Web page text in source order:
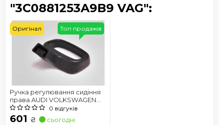
"3C0881253A9B9 VAG":
Ручка регулювання сидіння
права AUDI VOLKSWAGEN
SKODA SEAT0 відгуків
601 ₴ сьогодні
Топ продажів
Оригінал